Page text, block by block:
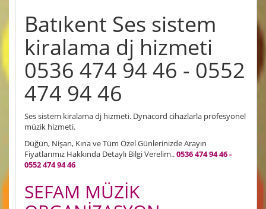
Batıkent Ses sistem
kiralama dj hizmeti
0536 474 94 46 - 0552
474 94 46
Ses sistem kiralama dj hizmeti. Dynacord cihazlarla profesyonel
müzik hizmeti.
Düğün, Nişan, Kına ve Tüm Özel Günlerinizde Arayın
Fiyatlarımız Hakkında Detaylı Bilgi Verelim..0536 474 94 46 -
0552 474 94 46
SEFAM MÜZİK